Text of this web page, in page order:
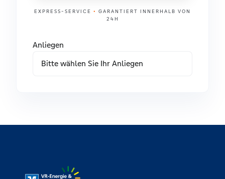
EXPRESS-SERVICE • GARANTIERT INNERHALB VON
24H
Anliegen